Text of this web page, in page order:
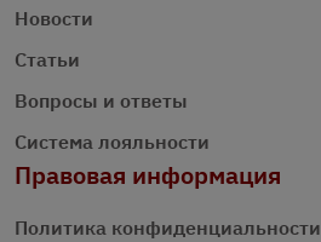
Новости
Статьи
Вопросы и ответы
Система лояльности
Правовая информация
Политика конфиденциальности